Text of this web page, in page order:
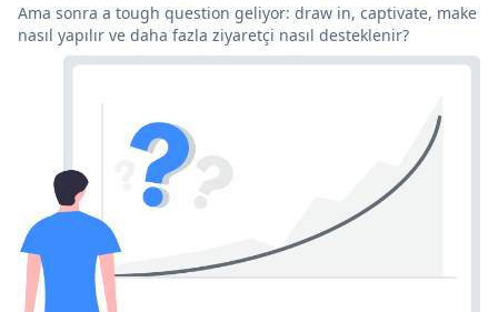
Ama sonra a tough question geliyor: draw in, captivate, make
nasıl yapılır ve daha fazla ziyaretçi nasıl desteklenir?